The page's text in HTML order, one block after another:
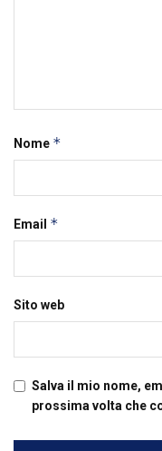
Nome *
Email *
Sito web
Salva il mio nome,
prossima volta che